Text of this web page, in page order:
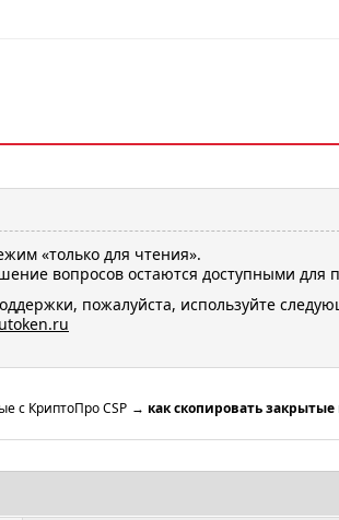
«только для чтения».
вопросов остаются доступными для
пожалуйста, используйте
с КриптоПро CSP → как скопировать